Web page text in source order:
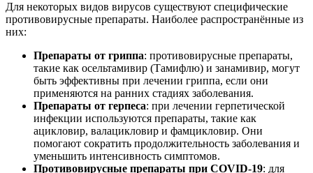
Для некоторых видов вирусов существуют специфические
противовирусные препараты. Наиболее распространённые из
них:
Препараты от гриппа: противовирусные препараты,
такие как осельтамивир (Тамифлю) и занамивир, могут
быть эффективны при лечении гриппа, если они
применяются на ранних стадиях заболевания.
Препараты от герпеса: при лечении герпетической
инфекции используются препараты, такие как
ацикловир, валацикловир и фамцикловир. Они
помогают сократить продолжительность заболевания и
уменьшить интенсивность симптомов.
Противовирусные препараты при COVID-19: для